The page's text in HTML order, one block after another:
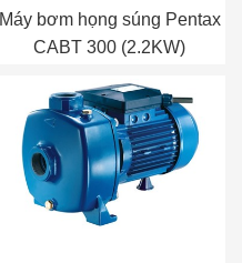
Máy bơm họng súng Pentax
CABT 300 (2.2KW)